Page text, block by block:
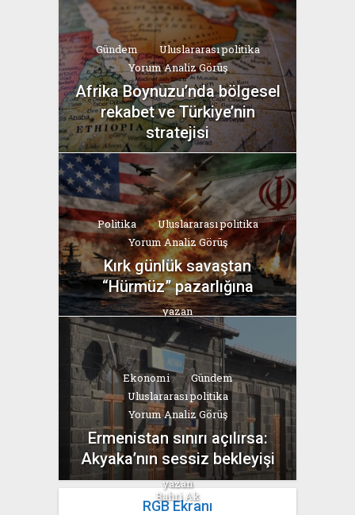
Gündem
Uluslararası politika
Yorum Analiz Görüş
Afrika Boynuzu’nda bölgesel
rekabet ve Türkiye’nin
stratejisi
yazan
Bahri Ak
Politika
Uluslararası politika
Yorum Analiz Görüş
Kırk günlük savaştan
“Hürmüz” pazarlığına
yazan
Bahri Ak
Ekonomi
Gündem
Uluslararası politika
Yorum Analiz Görüş
Ermenistan sınırı açılırsa:
Akyaka’nın sessiz bekleyişi
yazan
Bahri Ak
RGB Ekranı